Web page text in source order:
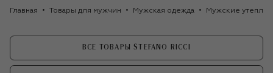
Главная Товары для мужчин Мужская одежда Мужские
ВСЕ ТОВАРЫ STEFANO RICCI